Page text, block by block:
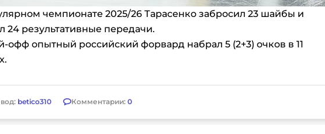
чемпионате 2025/26 Тарасенко забросил 23 шайбы и
24 результативные передачи.
офф опытный российский форвард набрал 5 (2+3) очков в 11
betico310 Комментарии: 0